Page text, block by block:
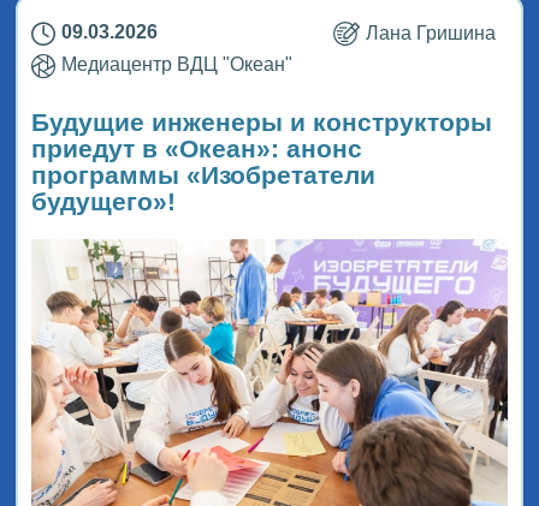
09.03.2026
Лана Гришина
Медиацентр ВДЦ "Океан"
Будущие инженеры и конструкторы
приедут в «Океан»: анонс
программы «Изобретатели
будущего»!